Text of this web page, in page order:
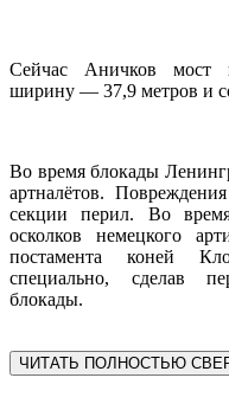
Сейчас Аничков мост
ширину — 37,9 метров и
Во время блокады
артналётов.
секции перил. Во
осколков немецкого
постамента коней
специально, сделав п
блокады.
ЧИТАТЬ ПОЛНОСТЬЮ